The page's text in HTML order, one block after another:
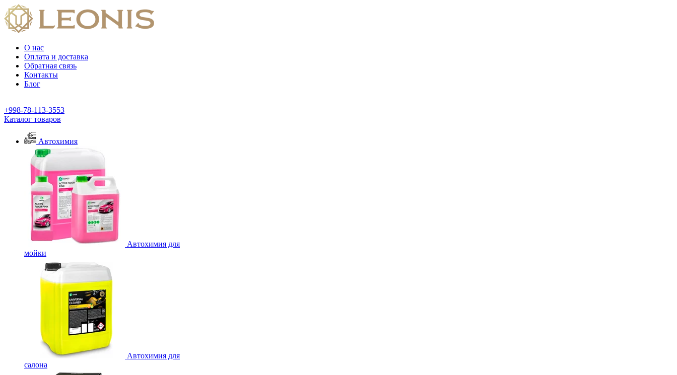
О нас
Оплата и доставка
Обратная связь
Контакты
Блог
+998-78-113-3553
Каталог товаров
Автохимия
Автохимия для
мойки
Автохимия для
салона